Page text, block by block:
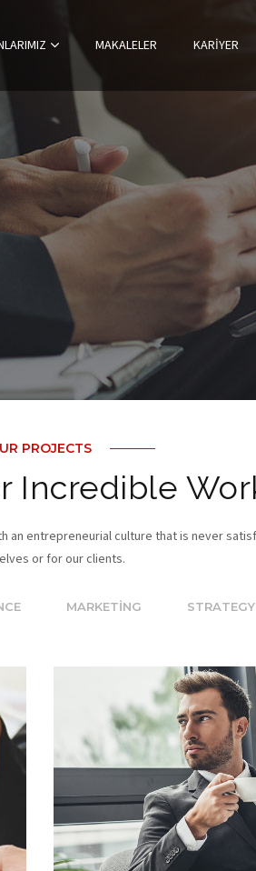
MAKALELER KARIYER
PROJECTS
Incredible
an entrepreneurial culture that is never
or for our clients.
MARKETING STRATEGY